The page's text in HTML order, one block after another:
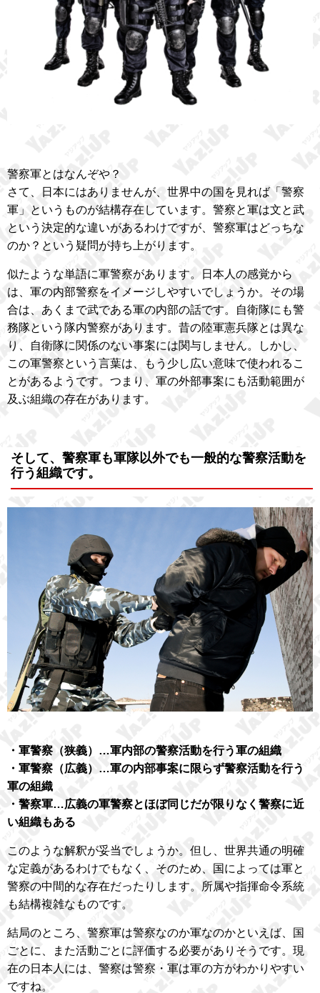
警察軍とはなんぞや？
さて、日本にはありませんが、世界中の国を見れば「警察
軍」というものが結構存在しています。警察と軍は文と武
という決定的な違いがあるわけですが、警察軍はどっちな
のか？という疑問が持ち上がります。
似たような単語に軍警察があります。日本人の感覚から
は、軍の内部警察をイメージしやすいでしょうか。その場
合は、あくまで武である軍の内部の話です。自衛隊にも警
務隊という隊内警察があります。昔の陸軍憲兵隊とは異な
り、自衛隊に関係のない事案には関与しません。しかし、
この軍警察という言葉は、もう少し広い意味で使われるこ
とがあるようです。つまり、軍の外部事案にも活動範囲が
及ぶ組織の存在があります。
そして、警察軍も軍隊以外でも一般的な警察活動を
行う組織です。
・軍警察（狭義）…軍内部の警察活動を行う軍の組織
・軍警察（広義）…軍の内部事案に限らず警察活動を行う
軍の組織
・警察軍…広義の軍警察とほぼ同じだが限りなく警察に近
い組織もある
このような解釈が妥当でしょうか。但し、世界共通の明確
な定義があるわけでもなく、そのため、国によっては軍と
警察の中間的な存在だったりします。所属や指揮命令系統
も結構複雑なものです。
結局のところ、警察軍は警察なのか軍なのかといえば、国
ごとに、また活動ごとに評価する必要がありそうです。現
在の日本人には、警察は警察・軍は軍の方がわかりやすい
ですね。